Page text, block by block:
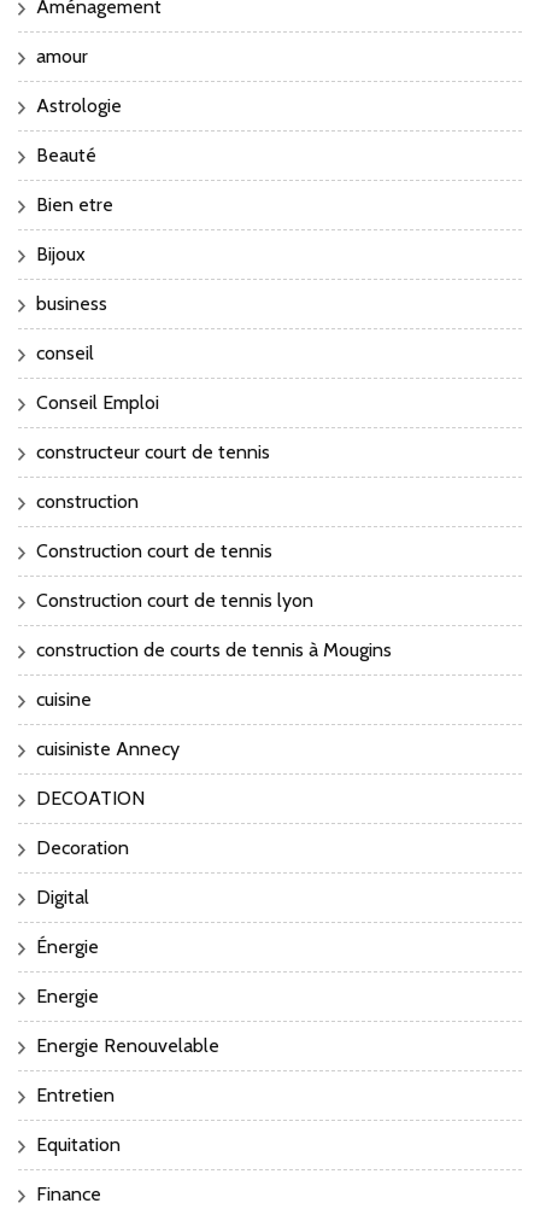
Aménagement
amour
Astrologie
Beauté
Bien etre
Bijoux
business
conseil
Conseil Emploi
constructeur court de tennis
construction
Construction court de tennis
Construction court de tennis lyon
construction de courts de tennis à Mougins
cuisine
cuisiniste Annecy
DECOATION
Decoration
Digital
Énergie
Energie
Energie Renouvelable
Entretien
Equitation
Finance